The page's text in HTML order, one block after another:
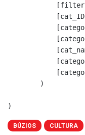
        )
BÚZIOS CULTURA